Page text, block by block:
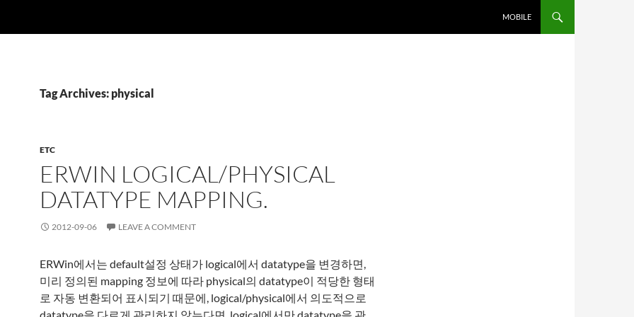
MOBILE
Tag Archives: physical
ETC
ERWIN LOGICAL/PHYSICAL
DATATYPE MAPPING.
2012-09-06 LEAVE A COMMENT
ERWin에서는 default설정 상태가 logical에서 datatype을 변경하면,
미리 정의된 mapping 정보에 따라 physical의 datatype이 적당한 형태
로 자동 변환되어 표시되기 때문에, logical/physical에서 의도적으로